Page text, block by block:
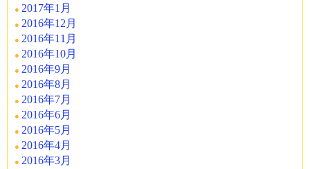
2017年1月
2016年12月
2016年11月
2016年10月
2016年9月
2016年8月
2016年7月
2016年6月
2016年5月
2016年4月
2016年3月